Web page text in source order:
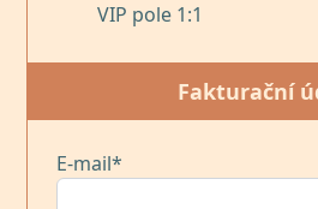
VIP pole 1:1
Fakturační
E-mail*